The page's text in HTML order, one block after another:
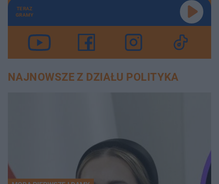
TERAZ
GRAMY
NAJNOWSZE Z DZIAŁU POLITYKA